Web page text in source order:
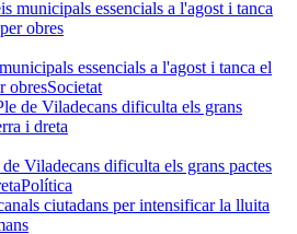
essencials a l'agost i tanca el
obresSocietat
Viladecans dificulta els grans pactes
Política